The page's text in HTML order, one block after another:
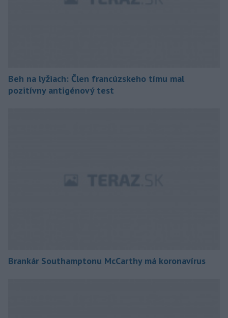
Beh na lyžiach: Člen francúzskeho tímu mal
pozitívny antigénový test
Brankár Southamptonu McCarthy má koronavírus